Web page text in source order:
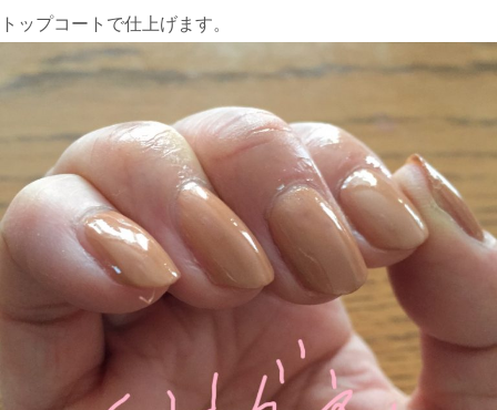
トップコートで仕上げます。